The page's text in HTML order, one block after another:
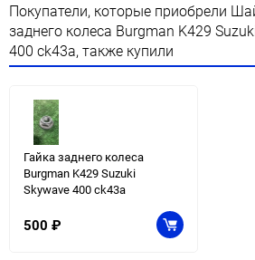
Покупатели, которые приобрели
заднего колеса Burgman K429
400 ck43a, также купили
Гайка заднего колеса
Burgman K429 Suzuki
Skywave 400 ck43a
500 ₽